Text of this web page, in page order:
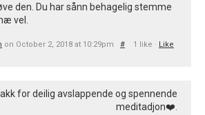
den. Du har sånn behagelig stemme
vel.
on October 2, 2018 at 10:29pm # 1 like · Like
for deilig avslappende og spennende
meditadjon❤️.